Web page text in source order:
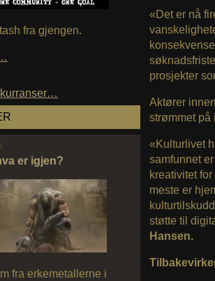
fra gjengen.
er igjen?
fra erkemetallerne i
«Det er nå
prosjekter
Aktører
strømmet på
«Kulturlivet
samfunnet
kreativitet
meste er
støtte til
Hansen.